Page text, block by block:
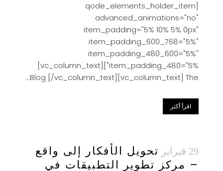
[qode_elements_holder_item
advanced_animations="no"
item_padding="5% 10% 5% 0px"
item_padding_600_768="5%"
item_padding_480_600="5%"
item_padding_480="5%"][vc_column_text]
Blog [/vc_column_text][vc_column_text] The...
اقرأ أكثر
29 فبراير
تحويل الأفكار إلى واقع
– مركز تطوير التطبيقات في